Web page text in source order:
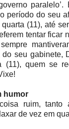
período do seu
(11), até
tentar ficar
seu gabinete,
(11), quem se
humor
ruim, tanto
de vez em